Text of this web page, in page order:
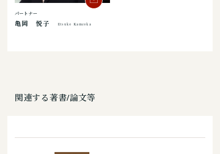
パートナー
亀岡 悦子 Etsuko Kameoka
関連する著書/論文等